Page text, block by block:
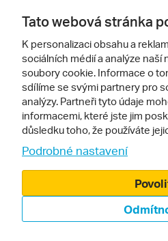
Zájazdy.sk
Sledujte nás
© 2000 - 2026, Zájezdy.cz
Tato webová stránka
K personalizaci obsahu a
sociálních médií a analýze
soubory cookie. Informace o
sdílíme se svými partnery pro
analýzy. Partneři tyto údaje
informacemi, které jste jim
důsledku toho, že používáte
Podrobné nastavení